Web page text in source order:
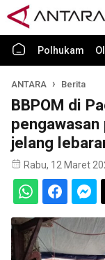
Polhukam
ANTARA Berita
BBPOM di
jelang
Rabu, 12 Maret